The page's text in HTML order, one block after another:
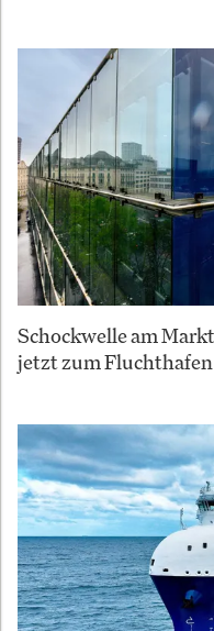
Schockwelle am
jetzt zum